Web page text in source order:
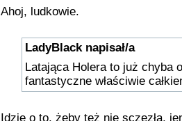
Ahoj, ludkowie.
LadyBlack napisał/a
Latająca Holera to już chyba
fantastyczne właściwie
Idzie o to, żeby też nie sczezła,